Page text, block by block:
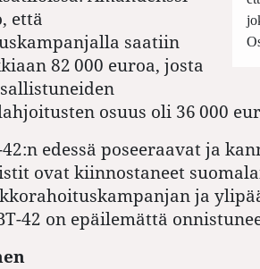
että
saatiin
82 000 euroa, josta
osuus oli 36 000
42:n edessä poseeraavat ja
ovat kiinnostaneet
ja
42 on epäilemättä